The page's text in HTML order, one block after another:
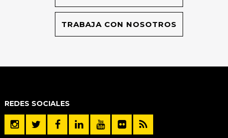
TRABAJA CON NOSOTROS
REDES SOCIALES